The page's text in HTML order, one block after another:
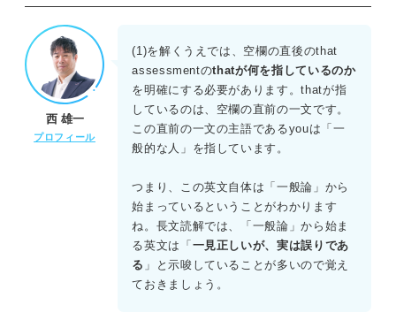
正解：(1)C (2)B (3)B
(1)空欄の直前では、地位や富から成功の度合いを判断でき
ると述べている。空欄の直後では、その評価は常に正確で
あるとは限らないと述べている。外見的な判断は可能だ
が、正確性には欠けるという逆接の関係がある。選択肢の
中で「しかし・それにもかかわらず」といった意味を持つ
(2)第一段落において、筆者は、賞や数字を確認することは
できるが、真の幸福を決定づける充実感や満足感を完全に
計算することはできないと述べている。また、外部からの
評価は必ずしも正確ではないとも述べている。これは選択
肢Bの「他人の成功を推定することはできるが、その評価は
西 雄一
プロフィール
(1)を解くうえでは、空欄の直後のthat
assessmentのthatが何を指しているのか
を明確にする必要があります。thatが指
しているのは、空欄の直前の一文です。
この直前の一文の主語であるyouは「一
般的な人」を指しています。
つまり、この英文自体は「一般論」から
始まっているということがわかります
ね。長文読解では、「一般論」から始ま
る英文は「 一見正しいが、実は誤りであ
る 」と示唆していることが多いので覚え
ておきましょう。